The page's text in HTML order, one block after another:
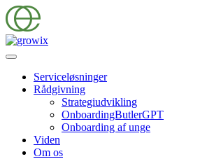
Serviceløsninger
Rådgivning
Strategiudvikling
OnboardingButlerGPT
Onboarding af unge
Viden
Om os